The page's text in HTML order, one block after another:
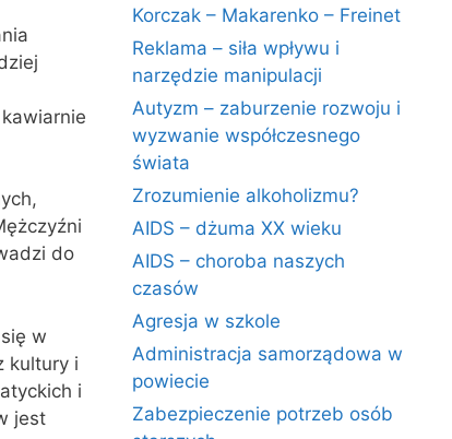
do
w
kultury i
i
jest
Korczak – Makarenko – Freinet
Reklama – siła wpływu i
narzędzie manipulacji
Autyzm – zaburzenie rozwoju i
wyzwanie współczesnego
świata
Zrozumienie alkoholizmu?
AIDS – dżuma XX wieku
AIDS – choroba naszych
czasów
Agresja w szkole
Administracja samorządowa w
powiecie
Zabezpieczenie potrzeb osób